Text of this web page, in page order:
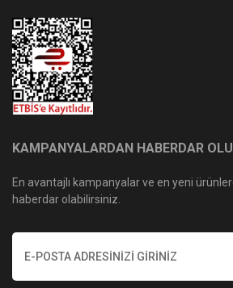
KAMPANYALARDAN HABERDAR
En avantajlı kampanyalar ve en yeni
haberdar olabilirsiniz.